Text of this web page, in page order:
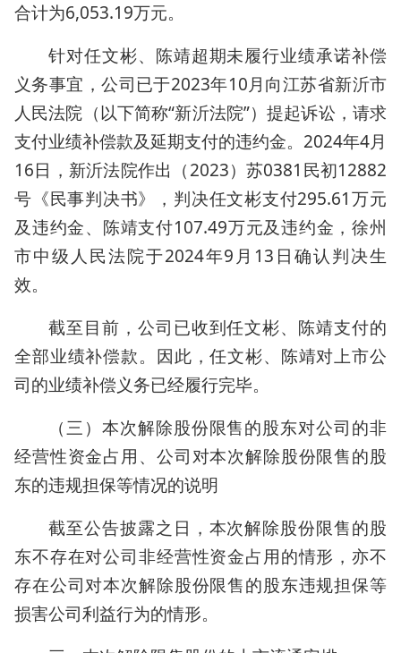
合计为6,053.19万元。
针对任文彬、陈靖超期未履行业绩承诺补偿
义务事宜，公司已于2023年10月向江苏省新沂市
人民法院（以下简称“新沂法院”）提起诉讼，请求
支付业绩补偿款及延期支付的违约金。2024年4月
16日，新沂法院作出（2023）苏0381民初12882
号《民事判决书》，判决任文彬支付295.61万元
及违约金、陈靖支付107.49万元及违约金，徐州
市中级人民法院于2024年9月13日确认判决生
效。
截至目前，公司已收到任文彬、陈靖支付的
全部业绩补偿款。因此，任文彬、陈靖对上市公
司的业绩补偿义务已经履行完毕。
（三）本次解除股份限售的股东对公司的非
经营性资金占用、公司对本次解除股份限售的股
东的违规担保等情况的说明
截至公告披露之日，本次解除股份限售的股
东不存在对公司非经营性资金占用的情形，亦不
存在公司对本次解除股份限售的股东违规担保等
损害公司利益行为的情形。